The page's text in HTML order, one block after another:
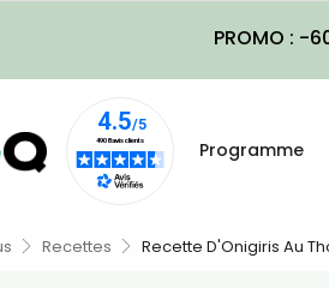
PROMO : -
Programme
Recettes Recette D'Onigiris Au